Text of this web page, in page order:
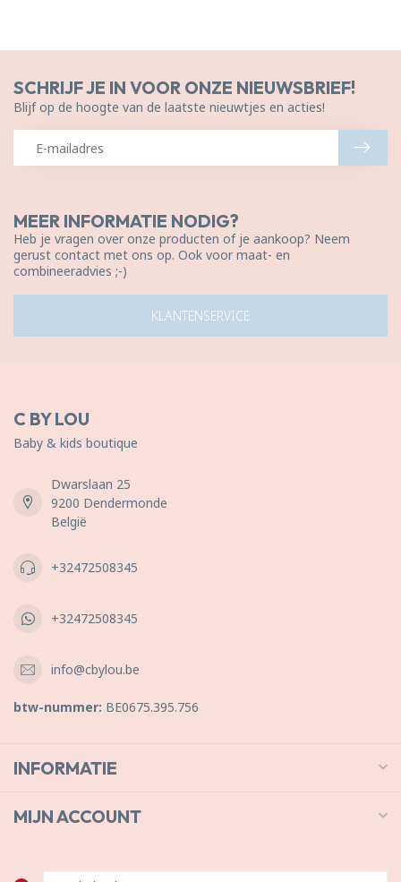
MEER INFORMATIE NODIG?
Heb je vragen over onze producten of je aankoop? Neem
gerust contact met ons op. Ook voor maat- en
combineeradvies ;-)
KLANTENSERVICE
SCHRIJF JE IN VOOR ONZE NIEUWSBRIEF!
Blijf op de hoogte van de laatste nieuwtjes en acties!
C BY LOU
Baby & kids boutique
Dwarslaan 25
9200 Dendermonde
België
+32472508345
+32472508345
info@cbylou.be
btw-nummer: BE0675.395.756
INFORMATIE
MIJN ACCOUNT